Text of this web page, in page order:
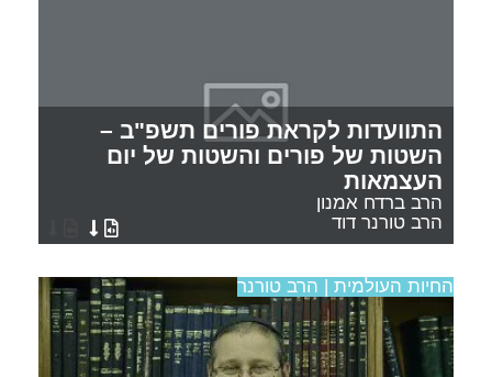
התוועדות לקראת פורים תשפ"ב –
השטות של פורים והשטות של יום
העצמאות
הרב ברדח אמנון
הרב טורנר דוד
החיות העולמית | הרב טורנר